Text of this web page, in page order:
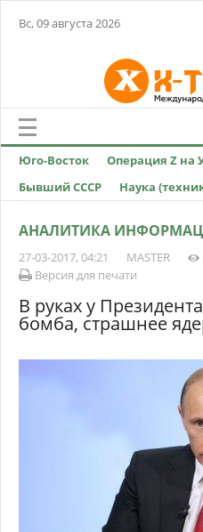
Вс, 09 августа 2026
Юго-Восток Операция Z на
Бывший СССР
Наука
АНАЛИТИКА
27-03-2017, 04:21 MASTER
Версия для печати
В руках у
бомба, страшнее